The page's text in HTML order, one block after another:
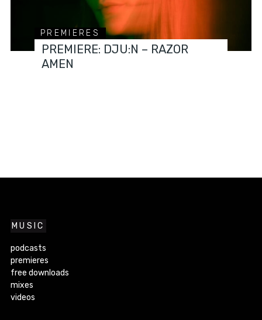
PREMIERES
PREMIERE: DJU:N – RAZOR
AMEN
MUSIC
podcasts
premieres
free downloads
mixes
videos